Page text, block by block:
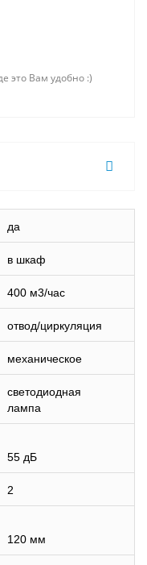
это Вам удобно :)
да
в шкаф
400 м3/час
отвод/циркуляция
механическое
светодиодная
лампа
55 дБ
2
120 мм